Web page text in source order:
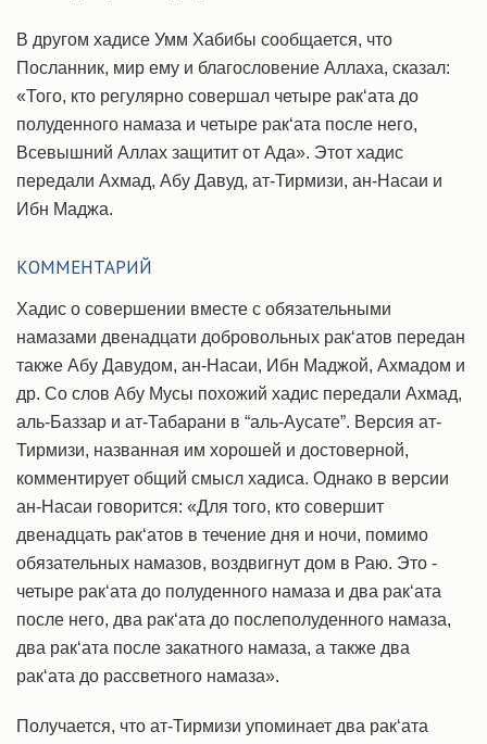
В другом хадисе Умм Хабибы сообщается, что
Посланник, мир ему и благословение Аллаха, сказал:
«Того, кто регулярно совершал четыре рак‘ата до
полуденного намаза и четыре рак‘ата после него,
Всевышний Аллах защитит от Ада». Этот хадис
передали Ахмад, Абу Давуд, ат-Тирмизи, ан-Насаи и
Ибн Маджа.
КОММЕНТАРИЙ
Хадис о совершении вместе с обязательными
намазами двенадцати добровольных рак‘атов передан
также Абу Давудом, ан-Насаи, Ибн Маджой, Ахмадом и
др. Со слов Абу Мусы похожий хадис передали Ахмад,
аль-Баззар и ат-Табарани в “аль-Аусате”. Версия ат-
Тирмизи, названная им хорошей и достоверной,
комментирует общий смысл хадиса. Однако в версии
ан-Насаи говорится: «Для того, кто совершит
двенадцать рак‘атов в течение дня и ночи, помимо
обязательных намазов, воздвигнут дом в Раю. Это -
четыре рак‘ата до полуденного намаза и два рак‘ата
после него, два рак‘ата до послеполуденного намаза,
два рак‘ата после закатного намаза, а также два
рак‘ата до рассветного намаза».
Получается, что ат-Тирмизи упоминает два рак‘ата